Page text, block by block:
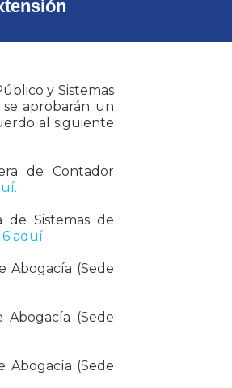
y Sistemas
aprobarán un
al siguiente
de Contador
de Sistemas de
aquí.
Abogacía (Sede
(Sede
Abogacía (Sede